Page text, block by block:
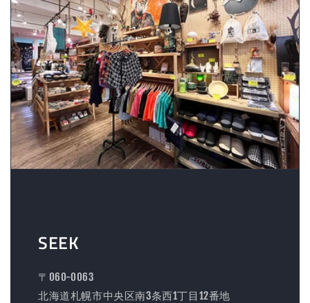
SEEK
〒060-0063
北海道札幌市中央区南3条西1丁目12番地